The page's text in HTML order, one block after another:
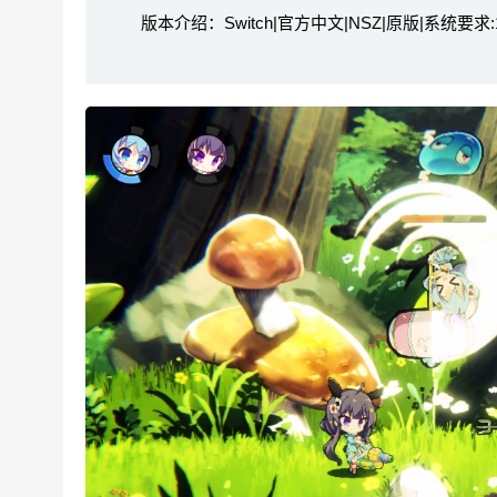
版本介绍：Switch|官方中文|NSZ|原版|系统要求